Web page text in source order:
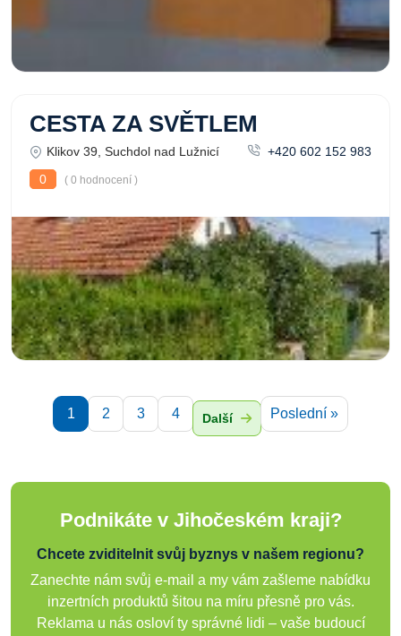
CESTA ZA SVĚTLEM
Klikov 39, Suchdol nad Lužnicí
+420 602 152 983
0
( 0 hodnocení )
1 2 3 4 Další Poslední »
Podnikáte v Jihočeském kraji?
Chcete zviditelnit svůj byznys v našem regionu?
Zanechte nám svůj e-mail a my vám zašleme nabídku
inzertních produktů šitou na míru přesně pro vás.
Reklama u nás osloví ty správné lidi – vaše budoucí